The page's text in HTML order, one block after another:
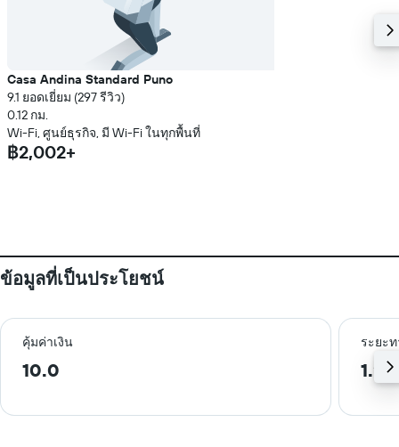
Casa Andina Standard Puno
9.1 ยอดเยี่ยม (297 รีวิว)
0.12 กม.
Wi-Fi, ศูนย์ธุรกิจ, มี Wi-Fi ในทุกพื้นที่
฿2,002+
ข้อมูลที่เป็นประโยชน์
คุ้มค่าเงิน ระยะท
10.0 1.2